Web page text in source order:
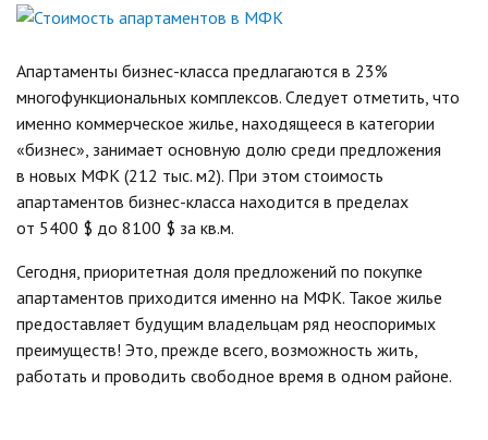
Апартаменты бизнес-класса предлагаются в 23%
многофункциональных комплексов. Следует отметить, что
именно коммерческое жилье, находящееся в категории
«бизнес», занимает основную долю среди предложения
в новых МФК (212 тыс. м2). При этом стоимость
апартаментов бизнес-класса находится в пределах
от 5400 $ до 8100 $ за кв.м.
Сегодня, приоритетная доля предложений по покупке
апартаментов приходится именно на МФК. Такое жилье
предоставляет будущим владельцам ряд неоспоримых
преимуществ! Это, прежде всего, возможность жить,
работать и проводить свободное время в одном районе.